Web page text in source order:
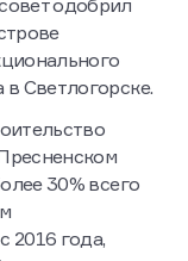
одобрил
Светлогорске.
30% всего
2016 года,